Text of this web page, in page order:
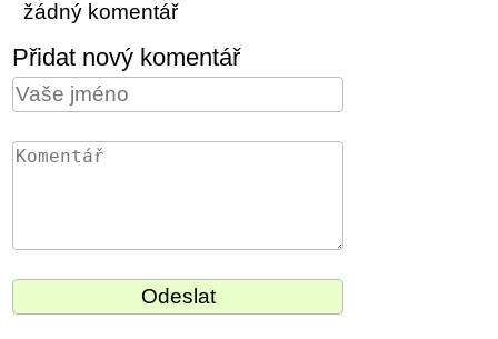
žádný komentář
Přidat nový komentář